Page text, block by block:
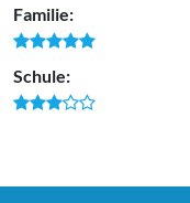
Familie:
Schule: